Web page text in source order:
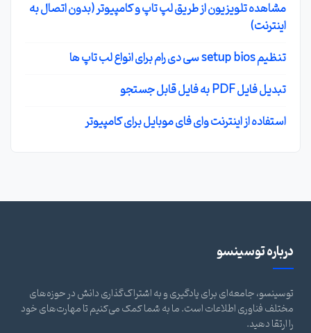
مشاهده تلویزیون از طریق لپ تاپ و کامپیوتر (بدون اتصال به
اینترنت)
تنظیم setup bios سی دی رام برای انواع لب تاپ ها
تبدیل فایل PDF به فایل قابل جستجو
استفاده از اینترنت وای فای موبایل برای کامپیوتر
درباره توسینسو
توسینسو، جامعه‌ای برای یادگیری و به اشتراک‌گذاری دانش در حوزه‌های
مختلف فناوری اطلاعات است. ما به شما کمک می‌کنیم تا مهارت‌های خود
را ارتقا دهید.